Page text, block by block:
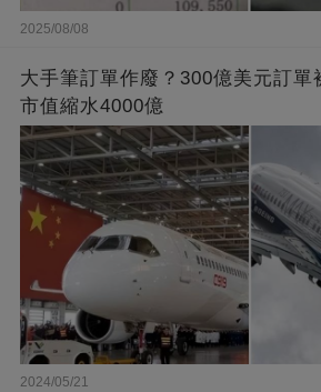
2025/08/08
大手筆訂單作廢？300億美元訂單
市值縮水4000億
2024/05/21